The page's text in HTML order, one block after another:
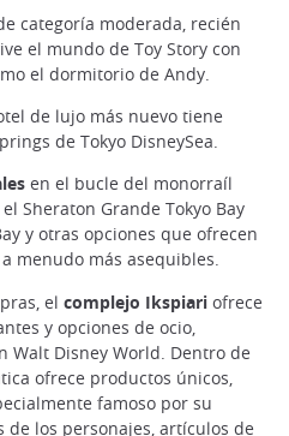
categoría moderada, recién
el mundo de Toy Story con
el dormitorio de Andy.
de lujo más nuevo tiene
de Tokyo DisneySea.
en el bucle del monorraíl
Sheraton Grande Tokyo Bay
y otras opciones que ofrecen
menudo más asequibles.
el complejo Ikspiari ofrece
y opciones de ocio,
Walt Disney World. Dentro de
ofrece productos únicos,
famoso por su
los personajes, artículos de